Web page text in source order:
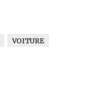
VOITURE